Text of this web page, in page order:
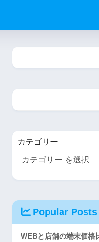
カテゴリー
Popular Posts
WEBと店舗の端末価格